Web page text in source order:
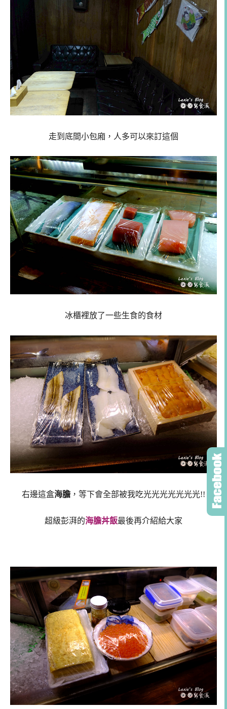
走到底間小包廂，人多可以來訂這個
冰櫃裡放了一些生食的食材
右邊這盒海膽 ，等下會全部被我吃光光光光光光光!!
超級彭湃的海膽丼飯最後再介紹給大家